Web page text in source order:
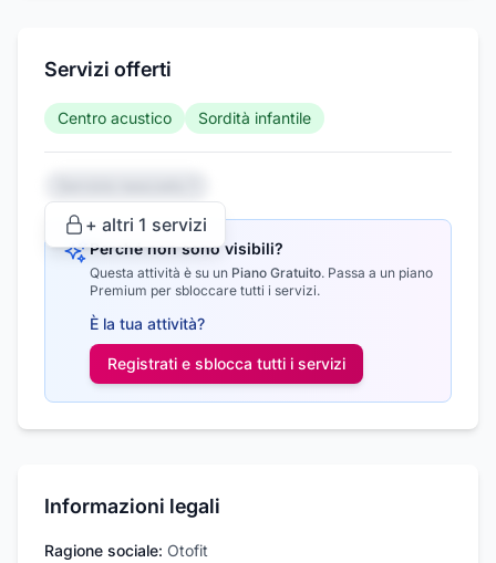
Servizi offerti
Centro acustico Sordità infantile
+ altri 1 servizi
Perché non sono visibili?
Questa attività è su un Piano Gratuito. Passa a un piano
Premium per sbloccare tutti i servizi.
È la tua attività?
Registrati e sblocca tutti i servizi
Informazioni legali
Ragione sociale: Otofit